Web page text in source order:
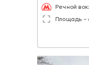
Речной
Площадь -